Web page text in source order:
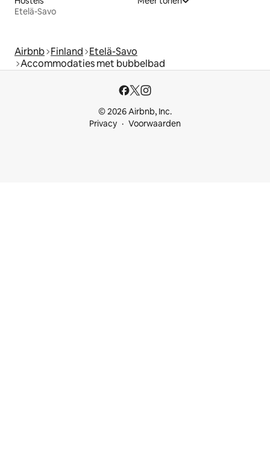
Etelä-Savo
Airbnb Finland Etelä-Savo
Accommodaties met bubbelbad
© 2026 Airbnb, Inc.
Privacy
Voorwaarden